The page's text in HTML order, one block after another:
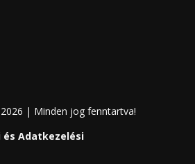
| Minden jog fenntartva!
Adatkezelési